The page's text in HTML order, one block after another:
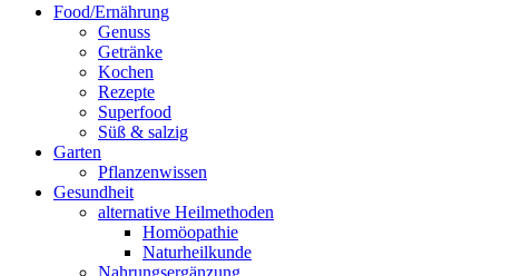
Food/Ernährung
Genuss
Getränke
Kochen
Rezepte
Superfood
Süß & salzig
Garten
Pflanzenwissen
Gesundheit
alternative Heilmethoden
Homöopathie
Naturheilkunde
Nahrungsergänzung